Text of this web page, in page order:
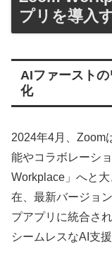
プリを導入
AIファースト
化
2024年4月、Zoom
能やコラボレーシ
Workplace」へと
在、最新バージョ
プアプリに統合さ
シームレスなAI支